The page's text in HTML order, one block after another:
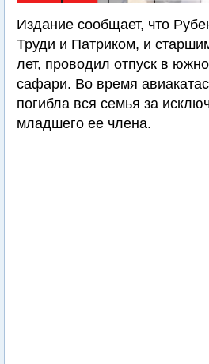
Издание сообщает, что
Труди и Патриком, и
лет, проводил отпуск в
сафари. Во время
погибла вся семья за
младшего ее члена.